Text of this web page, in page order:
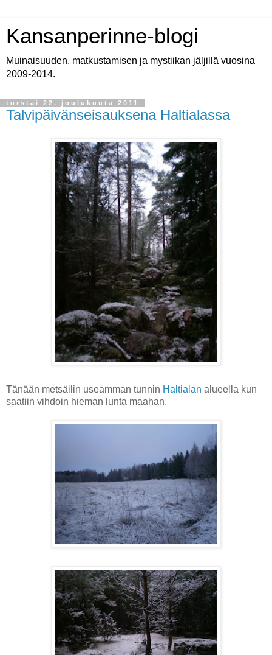
Kansanperinne-blogi
Muinaisuuden, matkustamisen ja mystiikan jäljillä vuosina
2009-2014.
torstai 22. joulukuuta 2011
Talvipäivänseisauksena Haltialassa
Tänään metsäilin useamman tunnin Haltialan alueella kun
saatiin vihdoin hieman lunta maahan.